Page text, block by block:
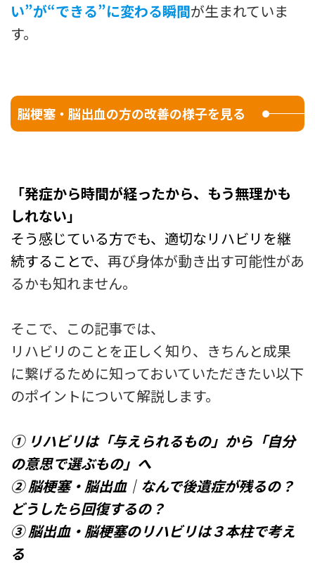
い”が“できる”に変わる瞬間が生まれていま
す。
脳梗塞・脳出血の方の改善の様子を見る
「発症から時間が経ったから、もう無理かも
しれない」
そう感じている方でも、適切なリハビリを継
続することで、 再び身体が動き出す可能性があ
るかも知れません。
そこで、この記事では、
リハビリのことを正しく知り、きちんと成果
に繋げるために知っておいていただきたい以下
のポイントについて解説します。
① リハビリは「与えられるもの」から「自分
の意思で選ぶもの」へ
② 脳梗塞・脳出血｜なんで後遺症が残るの？
どうしたら回復するの？
③ 脳出血・脳梗塞のリハビリは３本柱で考え
る